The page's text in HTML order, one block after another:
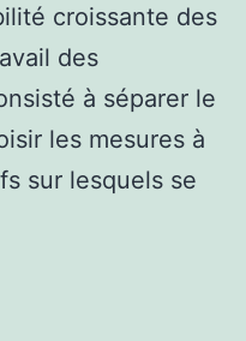
croissante des
des
à séparer le
les mesures à
sur lesquels se